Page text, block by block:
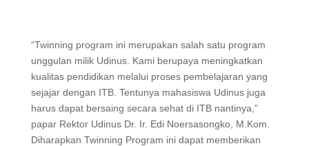
“Twinning program ini merupakan salah satu program
unggulan milik Udinus. Kami berupaya meningkatkan
kualitas pendidikan melalui proses pembelajaran yang
sejajar dengan ITB. Tentunya mahasiswa Udinus juga
harus dapat bersaing secara sehat di ITB nantinya,”
papar Rektor Udinus Dr. Ir. Edi Noersasongko, M.Kom.
Diharapkan Twinning Program ini dapat memberikan